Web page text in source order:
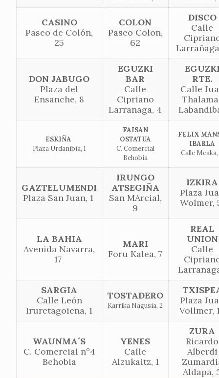
CASINO
Paseo de Colón,
25
COLON
Paseo Colon,
62
DISCO
Calle
DON JABUGO
Plaza del
Ensanche, 8
EGUZKI
BAR
Calle
Cipriano
Larrañaga, 4
RTE.
Calle
ESKIÑA
Plaza Urdanibia, 1
FAISAN
OSTATUA
C. Comercial
Behobia
FELIX
IBARLA
Calle
GAZTELUMENDI
Plaza San Juan, 1
IRUNGO
ATSEGIÑA
San MArcial,
9
IZKIRA
Plaza
Wolmer,
LA BAHIA
Avenida Navarra,
17
MARI
Foru Kalea, 7
REAL
UNION
Calle
SARGIA
Calle León
Iruretagoiena, 1
TOSTADERO
Karrika Nagusia, 2
Plaza
Vollmer,
WAUNMA´S
C. Comercial nº4
Behobia
YENES
Calle
Alzukaitz, 1
ZURA
Ricardo
Alberdi
Aldapa,